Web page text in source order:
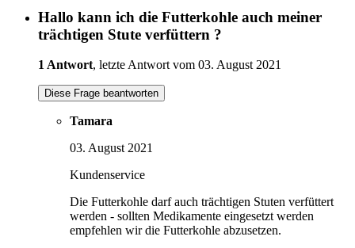
Hallo kann ich die Futterkohle auch meiner
trächtigen Stute verfüttern ?
1 Antwort, letzte Antwort vom 03. August 2021
Diese Frage beantworten
Tamara
03. August 2021
Kundenservice
Die Futterkohle darf auch trächtigen Stuten verfüttert
werden - sollten Medikamente eingesetzt werden
empfehlen wir die Futterkohle abzusetzen.